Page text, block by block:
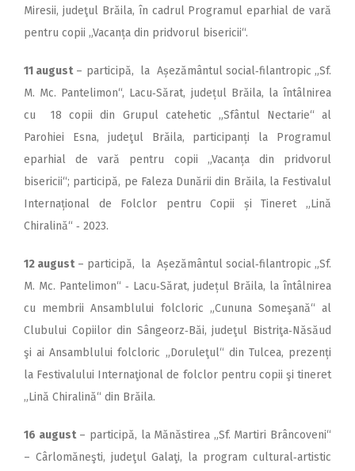
Miresii, judeţul Brăila, în cadrul Programul eparhial de vară
pentru copii „Vacanța din pridvorul bisericii“.
11 august– participă, la Așezământul social‑filantropic „Sf.
M. Mc. Pantelimon“, Lacu‑Sărat, județul Brăila, la întâlnirea
cu 18 copii din Grupul catehetic „Sfântul Nectarie“ al
Parohiei Esna, judeţul Brăila, participanți la Programul
eparhial de vară pentru copii „Vacanța din pridvorul
bisericii“; participă, pe Faleza Dunării din Brăila, la Festivalul
Internațional de Folclor pentru Copii și Tineret „Lină
Chiralină“ ‑ 2023.
12 august– participă, la Așezământul social‑filantropic „Sf.
M. Mc. Pantelimon“ ‑ Lacu‑Sărat, județul Brăila, la întâlnirea
cu membrii Ansamblului folcloric „Cununa Someşană“ al
Clubului Copiilor din Sângeorz‑Băi, judeţul Bistriţa‑Năsăud
şi ai Ansamblului folcloric „Doruleţul“ din Tulcea, prezenți
la Festivalului Internaţional de folclor pentru copii şi tineret
„Lină Chiralină“ din Brăila.
16 august– participă, la Mănăstirea „Sf. Martiri Brâncoveni“
– Cârlomăneşti, judeţul Galaţi, la program cultural‑artistic